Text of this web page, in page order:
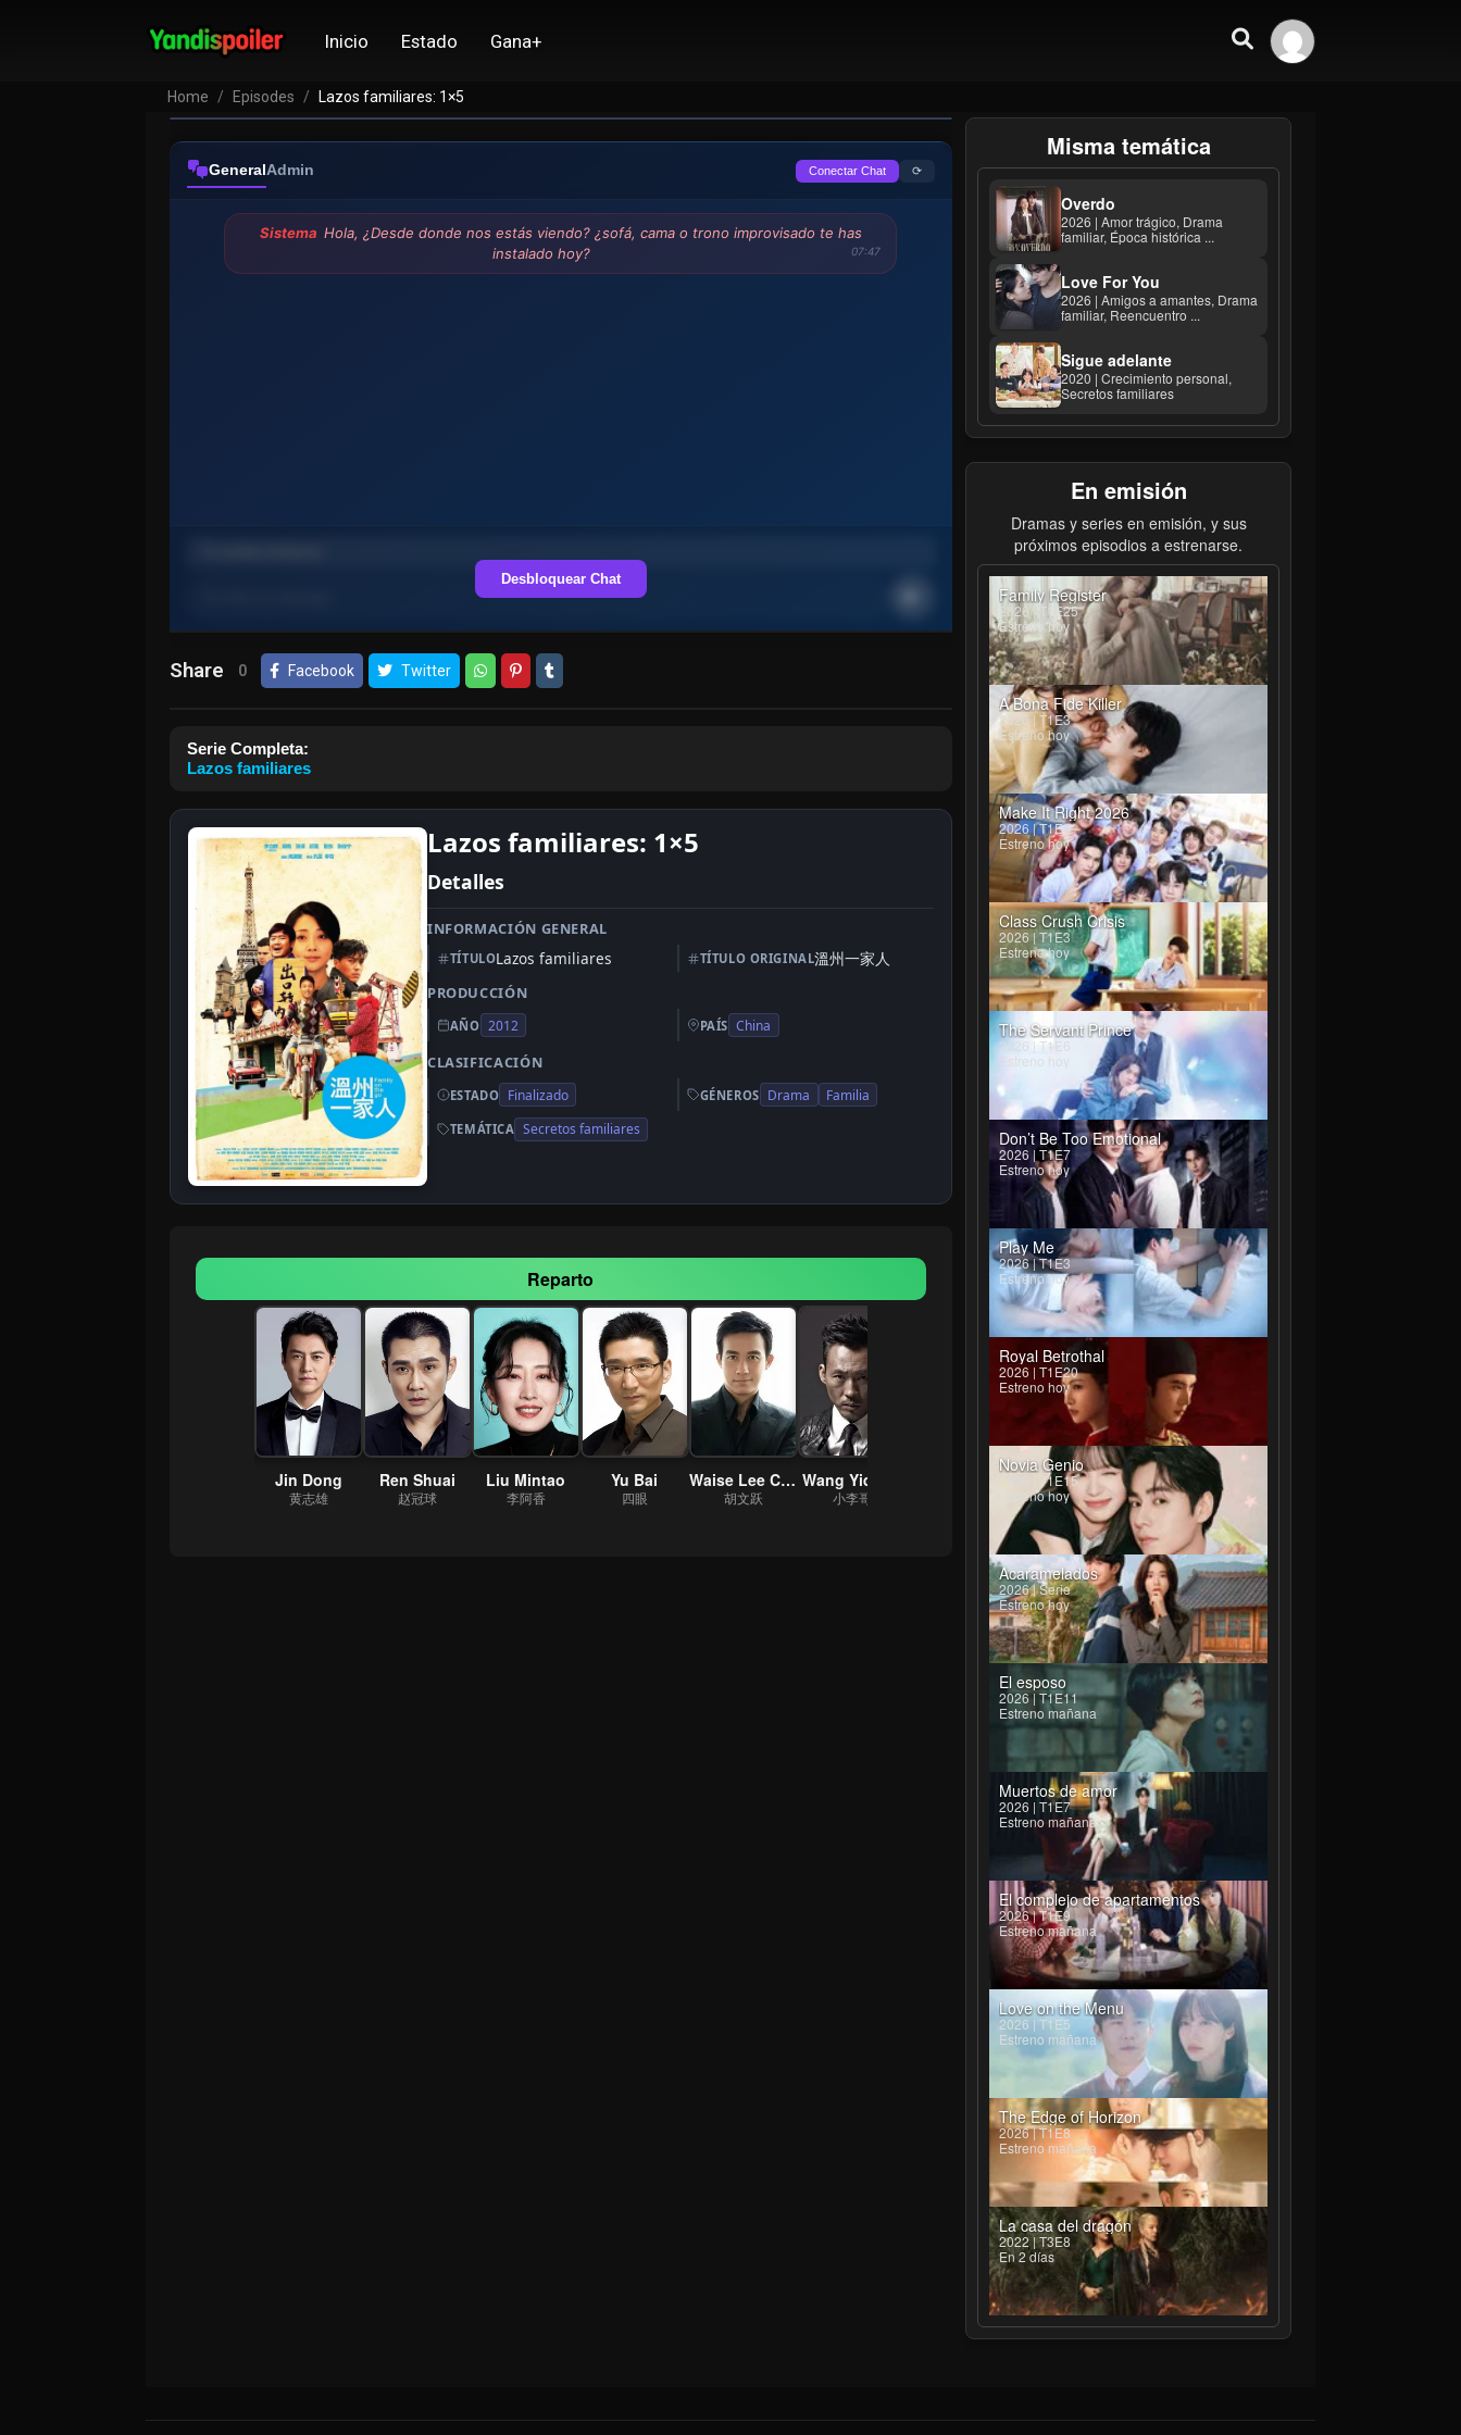
Inicio Estado Gana+
Home Episodes Lazos familiares: 1×5
GeneralAdmin Conectar Chat ⟳
Sistema Hola, ¿Desde donde nos estás viendo? ¿sofá, cama o trono improvisado te has
instalado hoy?
07:47
Desbloquear Chat
Share 0 Facebook Twitter
Serie Completa:
Lazos familiares
Lazos familiares: 1×5
Detalles
INFORMACIÓN GENERAL
TÍTULOLazos familiares TÍTULO ORIGINAL溫州一家人
PRODUCCIÓN
AÑO 2012 PAÍS China
CLASIFICACIÓN
ESTADO Finalizado GÉNEROS Drama Familia
TEMÁTICA Secretos familiares
Reparto
Jin Dong
黄志雄
Ren Shuai
赵冠球
Liu Mintao
李阿香
Yu Bai
四眼
Waise Lee Chi-Hung
胡文跃
Wang Yiquan
小李哥
Wang Peilu
Misma temática
Overdo
2026 | Amor trágico, Drama
familiar, Época histórica ...
Love For You
2026 | Amigos a amantes, Drama
familiar, Reencuentro ...
Sigue adelante
2020 | Crecimiento personal,
Secretos familiares
En emisión
Dramas y series en emisión, y sus
próximos episodios a estrenarse.
Family Register
2026 | T1E25
Estreno hoy
A Bona Fide Killer
2026 | T1E3
Estreno hoy
Make It Right 2026
2026 | T1E4
Estreno hoy
Class Crush Crisis
2026 | T1E3
Estreno hoy
The Servant Prince
2026 | T1E6
Estreno hoy
Don’t Be Too Emotional
2026 | T1E7
Estreno hoy
Play Me
2026 | T1E3
Estreno hoy
Royal Betrothal
2026 | T1E20
Estreno hoy
Novia Genio
2026 | T1E15
Estreno hoy
Acaramelados
2026 | Serie
Estreno hoy
El esposo
2026 | T1E11
Estreno mañana
Muertos de amor
2026 | T1E7
Estreno mañana
El complejo de apartamentos
2026 | T1E9
Estreno mañana
Love on the Menu
2026 | T1E5
Estreno mañana
The Edge of Horizon
2026 | T1E8
Estreno mañana
La casa del dragón
2022 | T3E8
En 2 días